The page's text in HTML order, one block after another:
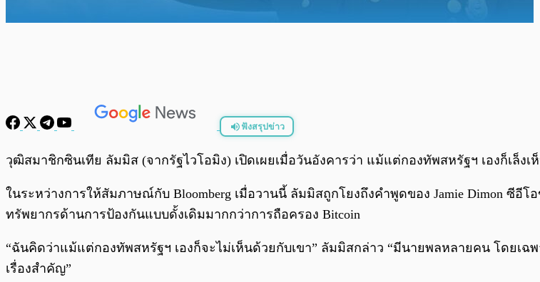
ฟังสรุปข่าว
พร้อมเล่น
วุฒิสมาชิกซินเทีย ลัมมิส (จากรัฐไวโอมิง) เปิดเผยเมื่อวันอังคารว่า แม้แต่กองทัพสหรัฐฯ เองก็เล็ง
ในระหว่างการให้สัมภาษณ์กับ Bloomberg เมื่อวานนี้ ลัมมิสถูกโยงถึงคำพูดของ Jamie Dimon ซีอีโ
ทรัพยากรด้านการป้องกันแบบดั้งเดิมมากกว่าการถือครอง Bitcoin
“ฉันคิดว่าแม้แต่กองทัพสหรัฐฯ เองก็จะไม่เห็นด้วยกับเขา” ลัมมิสกล่าว “มีนายพลหลายคน โดยเฉ
เรื่องสำคัญ”